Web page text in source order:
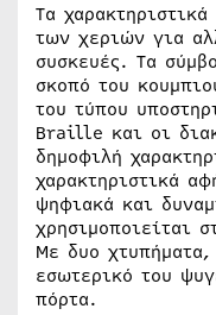
Τα
των χεριών για
συσκευές. Τα
σκοπό του
του τύπου
Braille και οι
δημοφιλή
χαρακτηριστικά
ψηφιακά και
χρησιμοποιείται
Με δυο
εσωτερικό του
πόρτα.